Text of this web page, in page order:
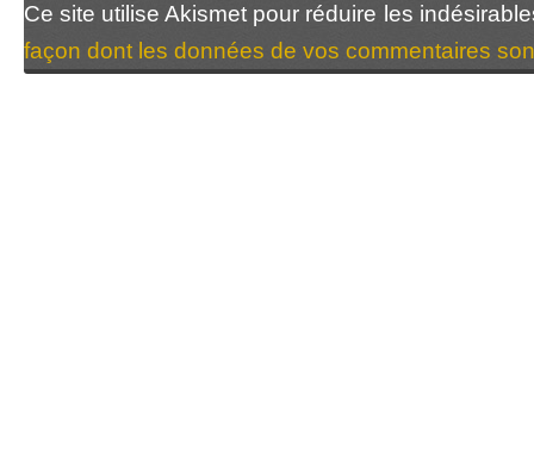
Ce site utilise Akismet pour réduire les
façon dont les données de vos commentaires